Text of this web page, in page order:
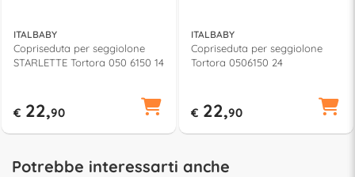
ITALBABY
Copriseduta per seggiolone
STARLETTE Tortora 050 6150 14
€ 22,90
ITALBABY
Copriseduta per seggiolone
Tortora 0506150 24
€ 22,90
Potrebbe interessarti anche